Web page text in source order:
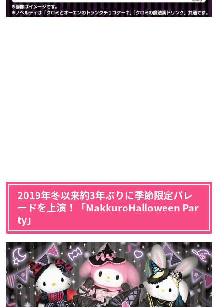
2019年冬以来約3年ぶりに季節限定パレ
ードを上演！「MakkuroHalloween Par
ty」